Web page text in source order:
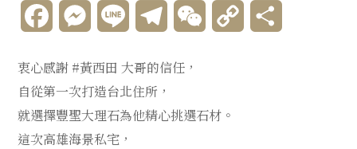
FacebookMessenger
Line TelegramWeChat Copy
衷心感謝 #黃西田 大哥的信任，
自從第一次打造台北住所，
就選擇豐聖大理石為他精心挑選石材。
這次高雄海景私宅，